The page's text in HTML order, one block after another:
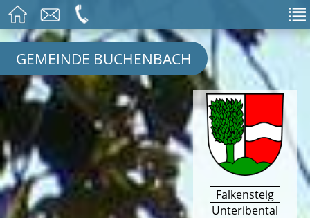
GEMEINDE BUCHENBACH
Falkensteig
Unteribental